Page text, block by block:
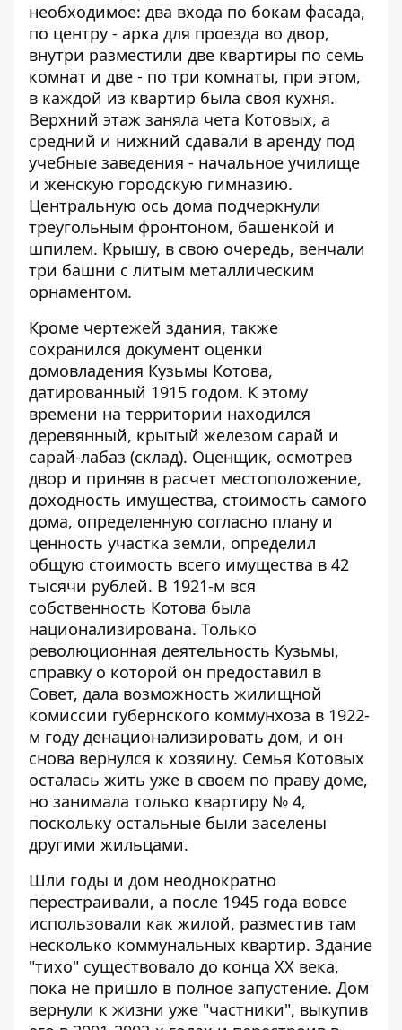
необходимое: два входа по бокам фасада,
по центру - арка для проезда во двор,
внутри разместили две квартиры по семь
комнат и две - по три комнаты, при этом,
в каждой из квартир была своя кухня.
Верхний этаж заняла чета Котовых, а
средний и нижний сдавали в аренду под
учебные заведения - начальное училище
и женскую городскую гимназию.
Центральную ось дома подчеркнули
треугольным фронтоном, башенкой и
шпилем. Крышу, в свою очередь, венчали
три башни с литым металлическим
орнаментом.
Кроме чертежей здания, также
сохранился документ оценки
домовладения Кузьмы Котова,
датированный 1915 годом. К этому
времени на территории находился
деревянный, крытый железом сарай и
сарай-лабаз (склад). Оценщик, осмотрев
двор и приняв в расчет местоположение,
доходность имущества, стоимость самого
дома, определенную согласно плану и
ценность участка земли, определил
общую стоимость всего имущества в 42
тысячи рублей. В 1921-м вся
собственность Котова была
национализирована. Только
революционная деятельность Кузьмы,
справку о которой он предоставил в
Совет, дала возможность жилищной
комиссии губернского коммунхоза в 1922-
м году денационализировать дом, и он
снова вернулся к хозяину. Семья Котовых
осталась жить уже в своем по праву доме,
но занимала только квартиру № 4,
поскольку остальные были заселены
другими жильцами.
Шли годы и дом неоднократно
перестраивали, а после 1945 года вовсе
использовали как жилой, разместив там
несколько коммунальных квартир. Здание
"тихо" существовало до конца XX века,
пока не пришло в полное запустение. Дом
вернули к жизни уже "частники", выкупив